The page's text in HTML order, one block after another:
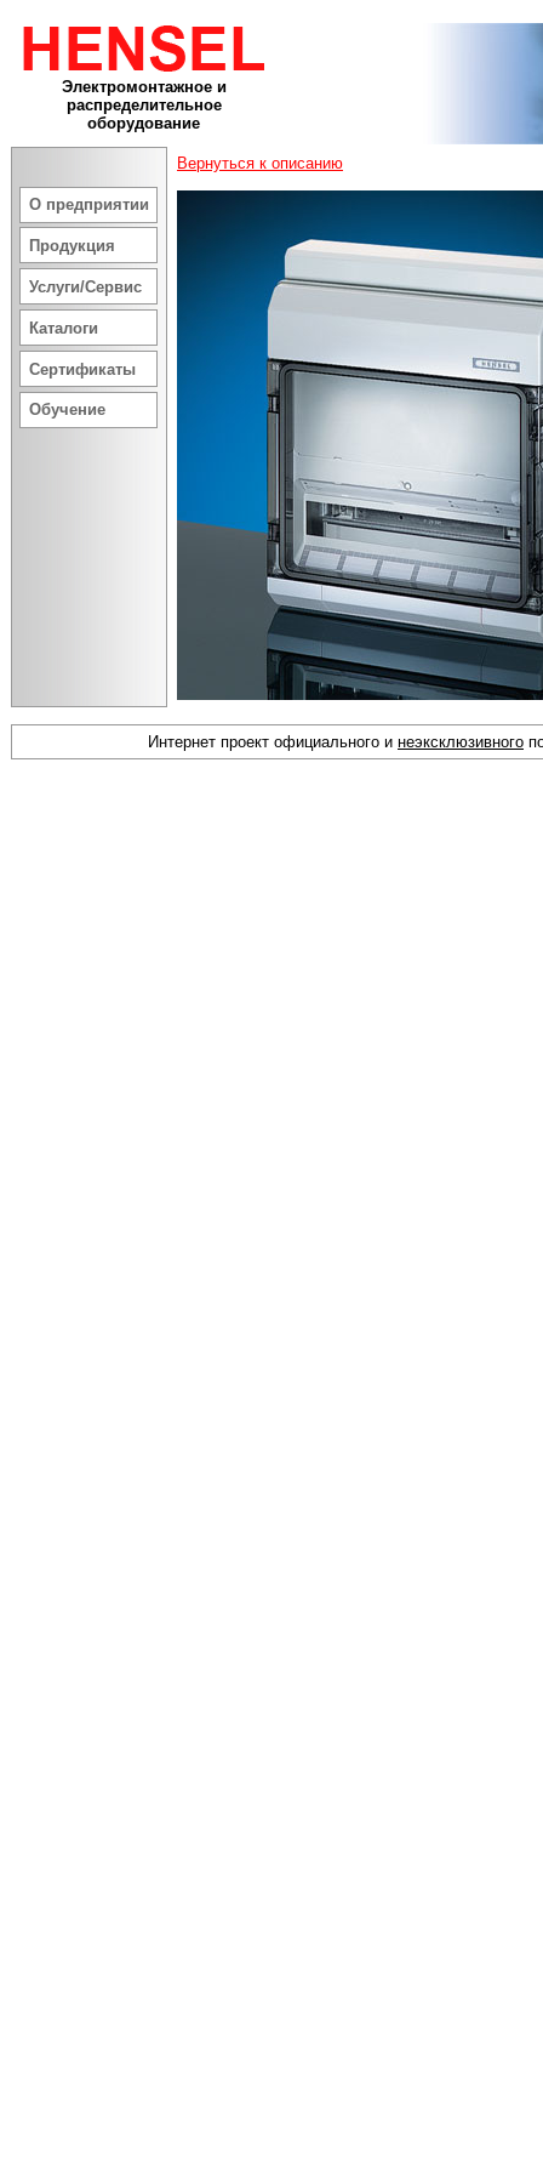
Электромонтажное и
распределительное
оборудование
О предприятии
Продукция
Услуги/Сервис
Каталоги
Сертификаты
Обучение
Вернуться к описанию
Интернет проект официального и неэксклюзивного